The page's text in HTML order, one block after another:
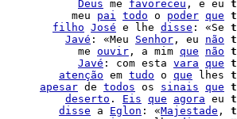
Deus me favoreceu , e eu
|           meu pai todo o poder que
filho José e lhe disse : «Se
Javé : «Meu Senhor , eu não
|            me ouvir , a mim que não
Javé : com esta vara que
atenção em tudo o que lhes
apesar de todos os sinais que
deserto . Eis que agora eu
disse a Eglon : «Majestade ,